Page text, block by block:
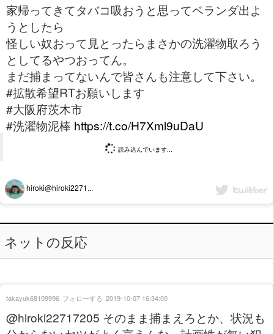
家帰ってきてタバコ吸おうと思ってベランダ出よ
うとしたら
怪しい奴おって見とったらまさかの洗濯物取ろう
としてるやつおってん。
まだ捕まってないんで皆さんも注意して下さい。
#拡散希望RTお願いします
#大阪府茨木市
#洗濯物泥棒 https://t.co/H7Xml9uDaU
読み込んでいます...
hiroki@hiroki2271...
ネットの反応
@hiroki22717205 そのまま捕まえろとか、状況も
takayuk68109996 フォローする 2019-10-07 16:34:00